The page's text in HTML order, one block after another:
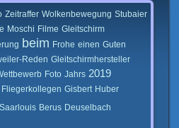
Zeitraffer Wolkenbewegung Stubaier
Moschi Filme Gleitschirm
beim Frohe einen Guten
Reden Gleitschirmhersteller
Foto Jahrs 2019
Fliegerkollegen Gisbert Huber
Saarlouis Berus Deuselbach